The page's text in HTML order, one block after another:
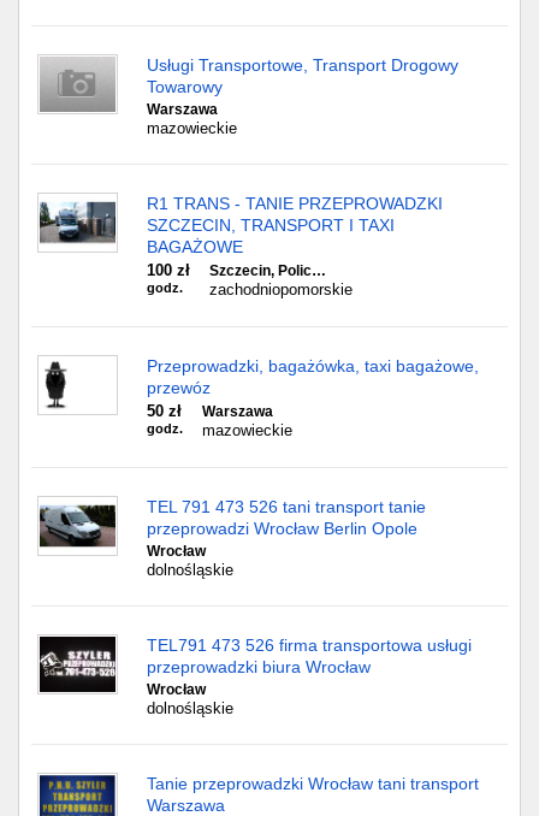
Usługi Transportowe, Transport Drogowy
Towarowy
Warszawa
mazowieckie
R1 TRANS - TANIE PRZEPROWADZKI
SZCZECIN, TRANSPORT I TAXI
BAGAŻOWE
100 zł
godz.
Szczecin, Polic…
zachodniopomorskie
Przeprowadzki, bagażówka, taxi bagażowe,
przewóz
50 zł
godz.
Warszawa
mazowieckie
TEL 791 473 526 tani transport tanie
przeprowadzi Wrocław Berlin Opole
Wrocław
dolnośląskie
TEL791 473 526 firma transportowa usługi
przeprowadzki biura Wrocław
Wrocław
dolnośląskie
Tanie przeprowadzki Wrocław tani transport
Warszawa